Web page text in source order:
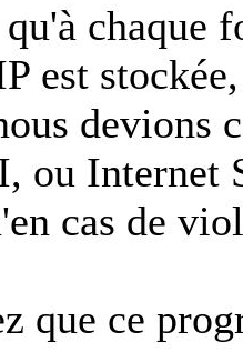
chaque
est
devions
ou
cas de
que ce